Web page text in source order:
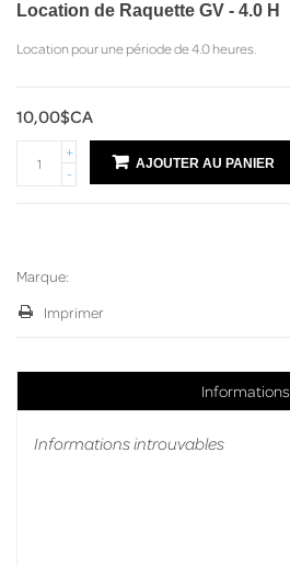
Location de Raquette GV - 4.0 H
Location pour une période de 4.0 heures.
10,00$CA
+
-
AJOUTER AU PANIER
Marque:
Imprimer
Informations
Informations introuvables